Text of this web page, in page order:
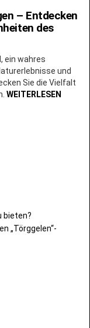
– Entdecken
des
ein wahres
und
Sie die Vielfalt
WEITERLESEN
bieten?
„Törggelen“-